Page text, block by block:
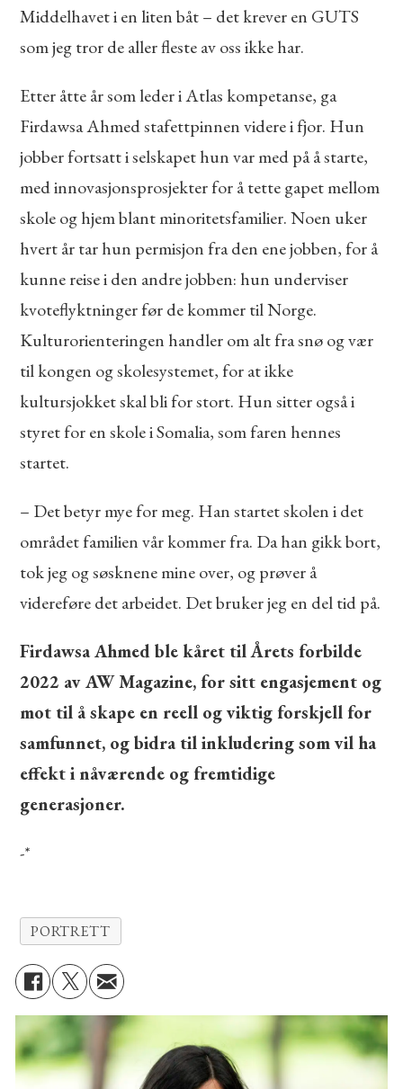
Middelhavet i en liten båt – det krever en GUTS
som jeg tror de aller fleste av oss ikke har.
Etter åtte år som leder i Atlas kompetanse, ga
Firdawsa Ahmed stafettpinnen videre i fjor. Hun
jobber fortsatt i selskapet hun var med på å starte,
med innovasjonsprosjekter for å tette gapet mellom
skole og hjem blant minoritetsfamilier. Noen uker
hvert år tar hun permisjon fra den ene jobben, for å
kunne reise i den andre jobben: hun underviser
kvoteflyktninger før de kommer til Norge.
Kulturorienteringen handler om alt fra snø og vær
til kongen og skolesystemet, for at ikke
kultursjokket skal bli for stort. Hun sitter også i
styret for en skole i Somalia, som faren hennes
startet.
– Det betyr mye for meg. Han startet skolen i det
området familien vår kommer fra. Da han gikk bort,
tok jeg og søsknene mine over, og prøver å
videreføre det arbeidet. Det bruker jeg en del tid på.
Firdawsa Ahmed ble kåret til Årets forbilde
2022 av AW Magazine, for sitt engasjement og
mot til å skape en reell og viktig forskjell for
samfunnet, og bidra til inkludering som vil ha
effekt i nåværende og fremtidige
generasjoner.
-*
PORTRETT